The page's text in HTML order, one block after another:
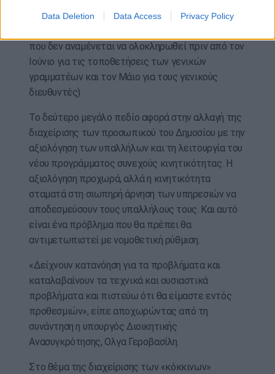
Data Deletion Data Access Privacy Policy
γενικούς διευθυντές, θα πρέπει να περάσουν από
που δεν αναμένεται να ολοκληρωθεί πριν από τον
Ιούνιο για τις τοποθετήσεις των γενικών
γραμματέων και τον Μάιο για τους γενικούς
διευθυντές)
Το δεύτερο μεγάλο πεδίο αφορά στην αλλαγή της
διαχείρισης των προσωπικού του Δημοσίου με την
αξιολόγηση των υπαλλήλων και τη λειτουργία του
νέου προγράμματος συνεχούς κινητικότητας. Η
αξιολόγηση προχωρά, αλλά η κινητικότητα
σταματά στη σιωπηρή άρνηση των υπηρεσιών να
αποδεσμεύσουν τους υπαλλήλους τους. Και αυτό
είναι ένα πρόβλημα που θα πρέπει θα
αντιμετωπιστεί με νομοθετική ρύθμιση.
«Δείχνουν κατανόηση για τα προβλήματα και
καταλαβαίνουν τα τεχνικά και ουσιαστικά
προβλήματα και πιστεύω ότι θα είμαστε εντός
προθεσμιών», είπε αποχωρώντας από τη
συνάντηση η υπουργός Διοικητικής
Ανασυγκρότησης, Ολγα Γεροβασίλη.
Στο θέμα της διαχείρισης των «κόκκινων»